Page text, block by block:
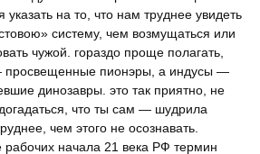
указать на то, что нам труднее увидеть
систему, чем возмущаться или
чужой. гораздо проще полагать,
пионэры, а индусы —
динозавры. это так приятно, не
что ты сам — шудрила
чем этого не осознавать.
рабочих начала 21 века РФ термин